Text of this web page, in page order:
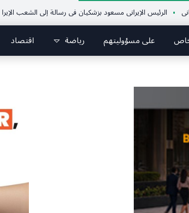
الإيراني مسعود بزشكيان في رسالة إلى الشعب الإيراني:كل جهود
على مسؤوليتهم رياضة اقتصاد